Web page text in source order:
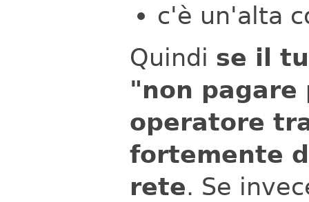
c'è un'alta
Quindi se il
"non
operatore
fortemente
rete. Se